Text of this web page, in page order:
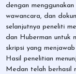
dengan
wawancara, dan
selanjutnya peneliti
dan Huberman untuk
skripsi yang menjawab
Hasil penelitian
Medan telah berhasil